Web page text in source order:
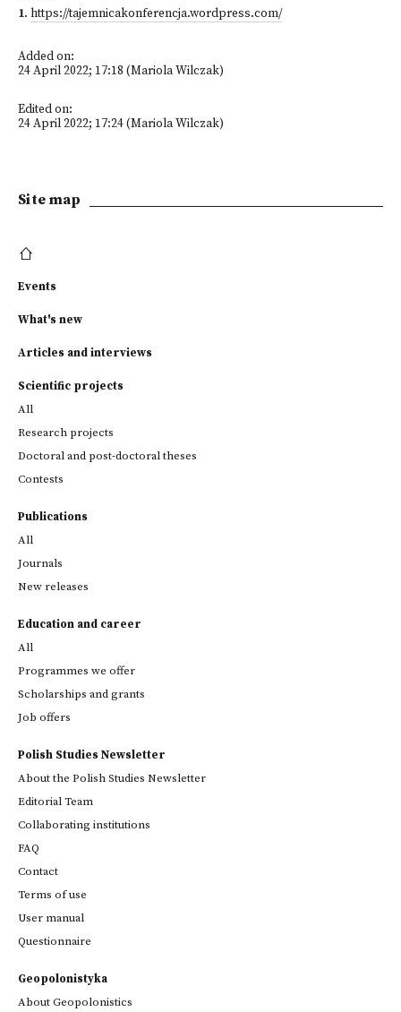
1. https://tajemnicakonferencja.wordpress.com/
Added on:
24 April 2022; 17:18 (Mariola Wilczak)
Edited on:
24 April 2022; 17:24 (Mariola Wilczak)
Site map
Events
What's new
Articles and interviews
Scientific projects
All
Research projects
Doctoral and post-doctoral theses
Contests
Publications
All
Journals
New releases
Education and career
All
Programmes we offer
Scholarships and grants
Job offers
Polish Studies Newsletter
About the Polish Studies Newsletter
Editorial Team
Collaborating institutions
FAQ
Contact
Terms of use
User manual
Questionnaire
Geopolonistyka
About Geopolonistics